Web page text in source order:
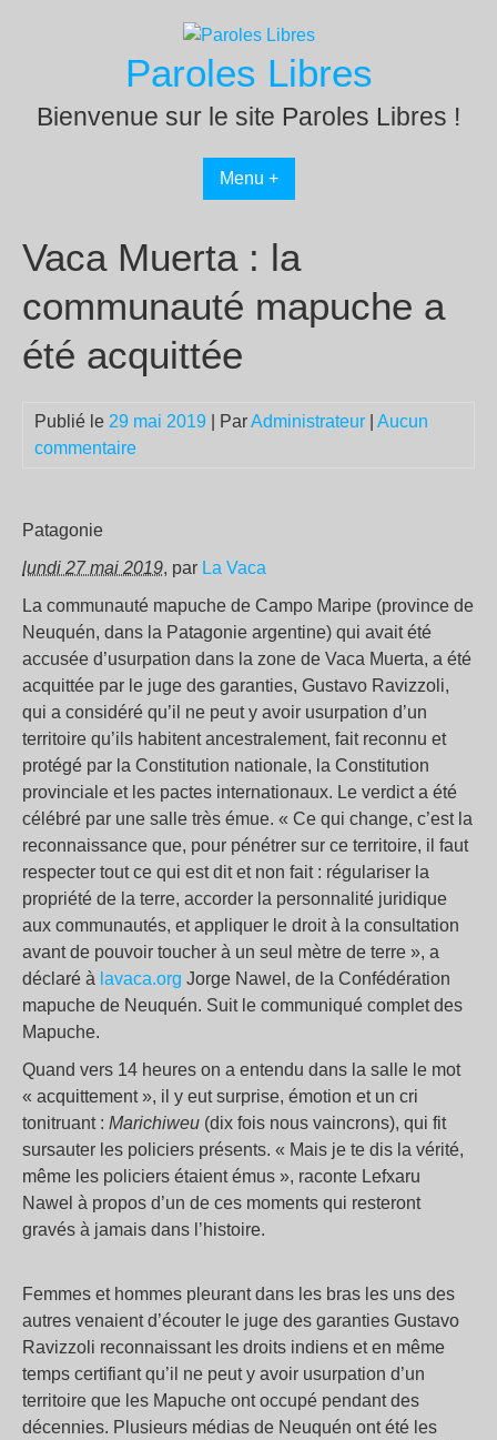
Paroles Libres
Bienvenue sur le site Paroles Libres !
Menu +
Vaca Muerta : la
communauté mapuche a
été acquittée
Publié le 29 mai 2019 | ParAdministrateur
Aucun
commentaire
Patagonie
lundi 27 mai 2019, par La Vaca
La communauté mapuche de Campo Maripe (province de
Neuquén, dans la Patagonie argentine) qui avait été
accusée d’usurpation dans la zone de Vaca Muerta, a été
acquittée par le juge des garanties, Gustavo Ravizzoli,
qui a considéré qu’il ne peut y avoir usurpation d’un
territoire qu’ils habitent ancestralement, fait reconnu et
protégé par la Constitution nationale, la Constitution
provinciale et les pactes internationaux. Le verdict a été
célébré par une salle très émue. « Ce qui change, c’est la
reconnaissance que, pour pénétrer sur ce territoire, il faut
respecter tout ce qui est dit et non fait : régulariser la
propriété de la terre, accorder la personnalité juridique
aux communautés, et appliquer le droit à la consultation
avant de pouvoir toucher à un seul mètre de terre », a
déclaré à lavaca.org Jorge Nawel, de la Confédération
mapuche de Neuquén. Suit le communiqué complet des
Mapuche.
Quand vers 14 heures on a entendu dans la salle le mot
« acquittement », il y eut surprise, émotion et un cri
tonitruant : Marichiweu (dix fois nous vaincrons), qui fit
sursauter les policiers présents. « Mais je te dis la vérité,
même les policiers étaient émus », raconte Lefxaru
Nawel à propos d’un de ces moments qui resteront
gravés à jamais dans l’histoire.
Femmes et hommes pleurant dans les bras les uns des
autres venaient d’écouter le juge des garanties Gustavo
Ravizzoli reconnaissant les droits indiens et en même
temps certifiant qu’il ne peut y avoir usurpation d’un
territoire que les Mapuche ont occupé pendant des
décennies. Plusieurs médias de Neuquén ont été les